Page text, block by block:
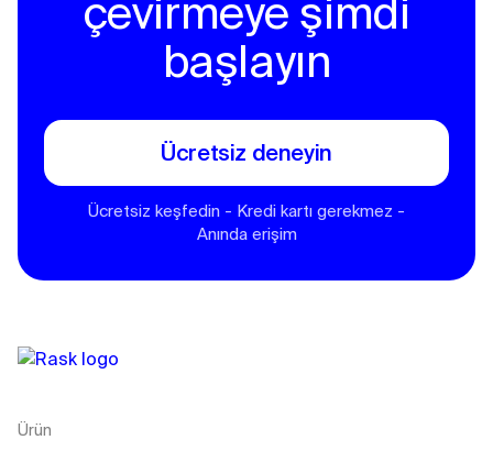
çevirmeye şimdi
başlayın
Ücretsiz deneyin
Ücretsiz keşfedin - Kredi kartı gerekmez -
Anında erişim
Ürün